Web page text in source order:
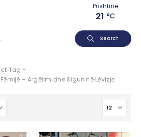
Prishtinë
21 °C
Search
Tag -
– Argëtim dhe Siguri në Lëvizje